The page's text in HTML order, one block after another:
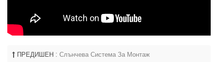
ПРЕДИШЕН : Слънчева Система За Монтаж